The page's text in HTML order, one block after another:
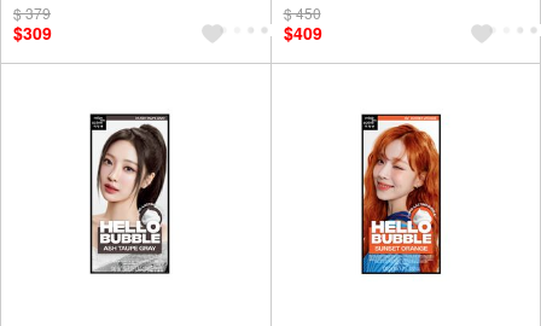
$ 379
$309
$ 450
$409